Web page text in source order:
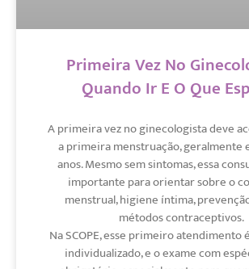
Primeira Vez No
Quando Ir E O Que
A primeira vez no ginecologista deve
a primeira menstruação, geralmente
anos. Mesmo sem sintomas, essa
importante para orientar sobre o
menstrual, higiene íntima,
métodos contraceptivos.
Na SCOPE, esse primeiro atendimento
individualizado, e o exame com